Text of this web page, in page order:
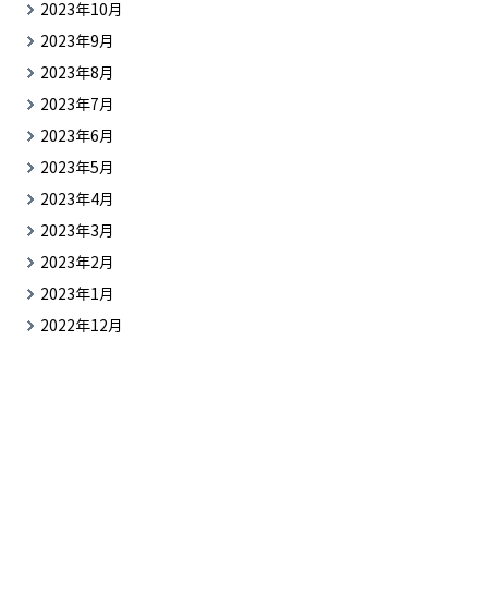
2023年10月
2023年9月
2023年8月
2023年7月
2023年6月
2023年5月
2023年4月
2023年3月
2023年2月
2023年1月
2022年12月